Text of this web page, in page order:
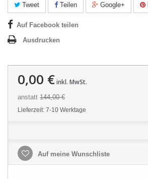
Tweet Teilen Google+
Auf Facebook teilen
Ausdrucken
0,00 €inkl. MwSt.
anstatt 144,00 €
Lieferzeit: 7-10 Werktage
Auf meine Wunschliste